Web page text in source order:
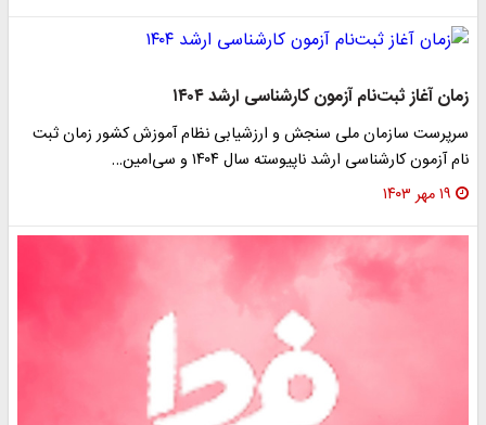
زمان آغاز ثبت‌نام آزمون کارشناسی ارشد ۱۴۰۴
سرپرست سازمان ملی سنجش و ارزشیابی نظام آموزش کشور زمان ثبت
نام آزمون کارشناسی ارشد ناپیوسته سال ۱۴۰۴ و سی‌امین‌…
۱۹ مهر ۱۴۰۳